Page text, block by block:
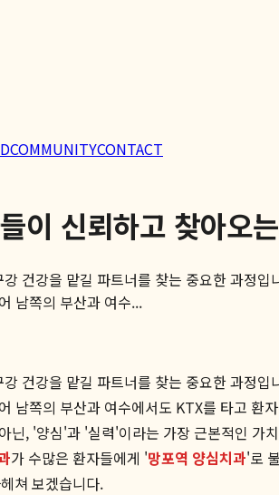
COMMUNITYCONTACT
이 신뢰하고 찾아오
건강을 맡길 파트너를 찾는 중요한 과정
남쪽의 부산과 여수...
건강을 맡길 파트너를 찾는 중요한 과정
남쪽의 부산과 여수에서도 KTX를 타고 환
닌, '양심'과 '실력'이라는 가장 근본적인
가 수많은 환자들에게 '망포역 양심치과'로
쳐 보겠습니다.